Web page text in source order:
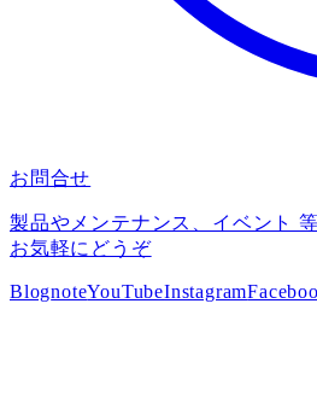
お問合せ
製品やメンテナンス、イベント
お気軽にどうぞ
BlognoteYouTubeInstagram